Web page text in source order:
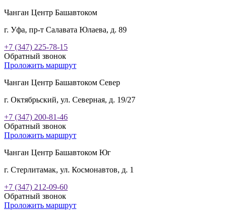
Чанган Центр Башавтоком
г. Уфа, пр-т Салавата Юлаева, д. 89
+7 (347) 225-78-15
Обратный звонок
Проложить маршрут
Чанган Центр Башавтоком Север
г. Октябрьский, ул. Северная, д. 19/27
+7 (347) 200-81-46
Обратный звонок
Проложить маршрут
Чанган Центр Башавтоком Юг
г. Стерлитамак, ул. Космонавтов, д. 1
+7 (347) 212-09-60
Обратный звонок
Проложить маршрут